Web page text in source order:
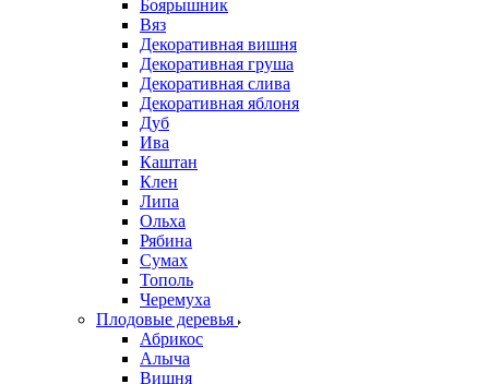
Боярышник
Вяз
Декоративная вишня
Декоративная груша
Декоративная слива
Декоративная яблоня
Дуб
Ива
Каштан
Клен
Липа
Ольха
Рябина
Сумах
Тополь
Черемуха
Плодовые деревья
Абрикос
Алыча
Вишня